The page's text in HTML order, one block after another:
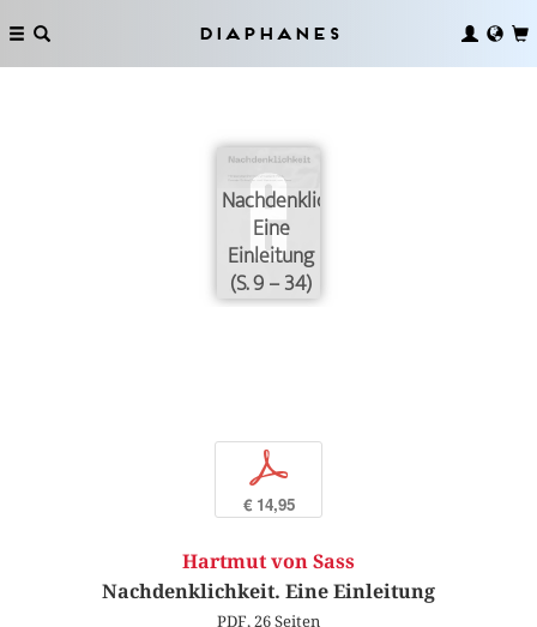
Diaphanes
Nachdenklichkeit.
Eine
Einleitung
(S. 9 – 34)
p
€ 14,95
Hartmut von Sass
Nachdenklichkeit. Eine Einleitung
PDF, 26 Seiten